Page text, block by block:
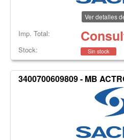
Ver detalles
Imp. Total:
Stock: Sin stock
3400700609809 - MB